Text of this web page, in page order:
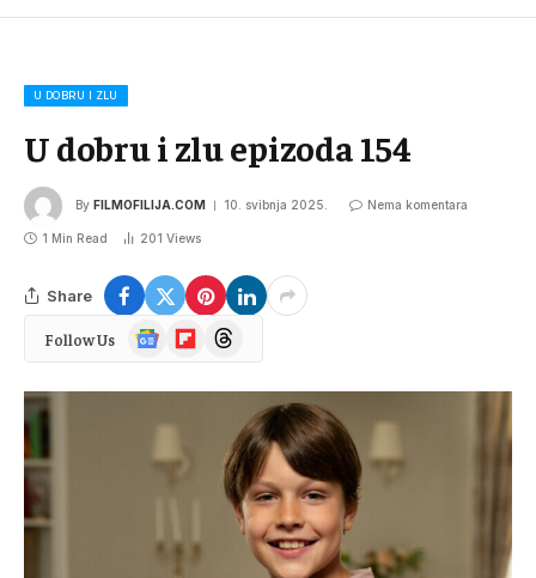
U DOBRU I ZLU
U dobru i zlu epizoda 154
By FILMOFILIJA.COM 10. svibnja 2025. Nema komentara
1 Min Read 201 Views
Share
Follow Us
Google
News
FlipboardThreads